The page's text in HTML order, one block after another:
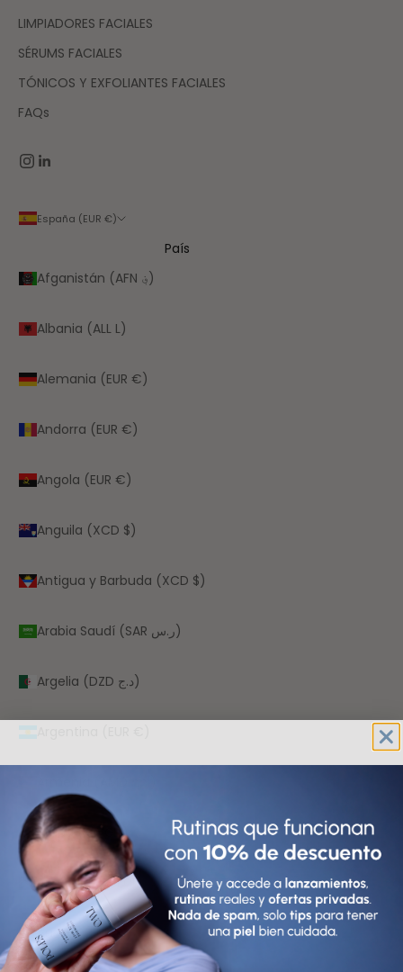
LIMPIADORES FACIALES
SÉRUMS FACIALES
TÓNICOS Y EXFOLIANTES FACIALES
FAQs
España (EUR €)
País
Afganistán (AFN ؋)
Albania (ALL L)
Alemania (EUR €)
Andorra (EUR €)
Angola (EUR €)
Anguila (XCD $)
Antigua y Barbuda (XCD $)
Arabia Saudí (SAR ر.س)
Argelia (DZD د.ج)
Aruba (AWG ƒ)
Australia (AUD $)
Austria (EUR €)